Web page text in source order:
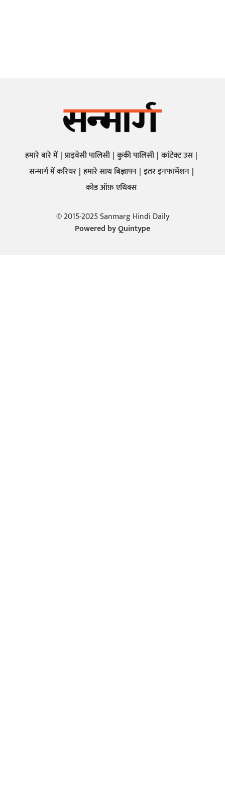
हमारे बारे में प्राइवेसी पालिसी कुकी पालिसी कांटेक्ट उस
सन्मार्ग में करियर हमारे साथ बिज्ञापन इतर इनफार्मेशन
कोड ऑफ़ एथिक्स
© 2015-2025 Sanmarg Hindi Daily
Powered byQuintype